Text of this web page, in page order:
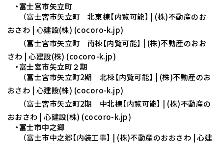
・富士宮市矢立町
（富士宮市矢立町 北東棟【内覧可能】 | (株)不動産のお
おさわ | 心建設(株) (cocoro-k.jp)
（富士宮市矢立町 南棟【内覧可能】 | (株)不動産のおお
さわ | 心建設(株) (cocoro-k.jp)
・富士宮市矢立町２期
（富士宮市矢立町2期 北棟【内覧可能】 | (株)不動産のお
おさわ | 心建設(株) (cocoro-k.jp)
（富士宮市矢立町2期 中北棟【内覧可能】 | (株)不動産の
おおさわ | 心建設(株) (cocoro-k.jp)
・富士市中之郷
（富士市中之郷【内装工事】 | (株)不動産のおおさわ | 心建